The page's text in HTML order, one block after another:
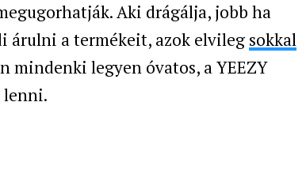
Aki drágálja, jobb ha
árulni a termékeit, azok elvileg sokkal
mindenki legyen óvatos, a YEEZY
lenni.